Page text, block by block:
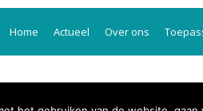
Home Actueel Over ons